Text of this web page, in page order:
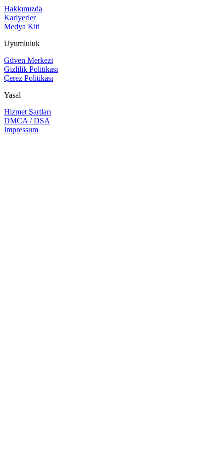
Hakkımızda
Kariyerler
Medya Kiti
Uyumluluk
Güven Merkezi
Gizlilik Politikası
Çerez Politikası
Yasal
Hizmet Şartları
DMCA / DSA
Impressum